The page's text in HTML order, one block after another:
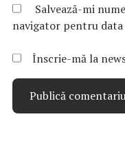
Salvează-mi
navigator pentru data
Înscrie-mă la